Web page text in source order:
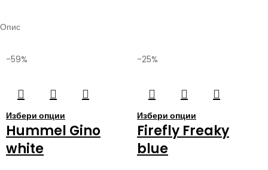
Опис
-59%
Избери опции
Hummel Gino
white
-25%
Избери опции
Firefly Freaky
blue